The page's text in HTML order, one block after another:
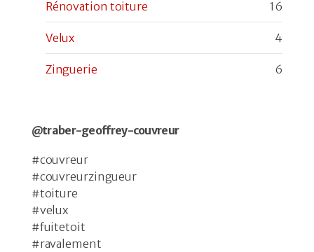
Rénovation toiture 16
Velux 4
Zinguerie 6
@traber-geoffrey-couvreur
#couvreur
#couvreurzingueur
#toiture
#velux
#fuitetoit
#ravalement